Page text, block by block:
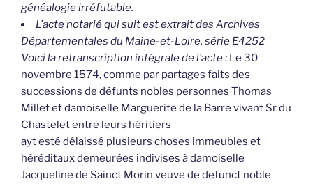
généalogie irréfutable.
L’acte notarié qui suit est extrait des Archives
Départementales du Maine-et-Loire, série E4252
Voici la retranscription intégrale de l’acte : Le 30
novembre 1574, comme par partages faits des
successions de défunts nobles personnes Thomas
Millet et damoiselle Marguerite de la Barre vivant Sr du
Chastelet entre leurs héritiers
ayt esté délaissé plusieurs choses immeubles et
héréditaux demeurées indivises à damoiselle
Jacqueline de Sainct Morin veuve de defunct noble